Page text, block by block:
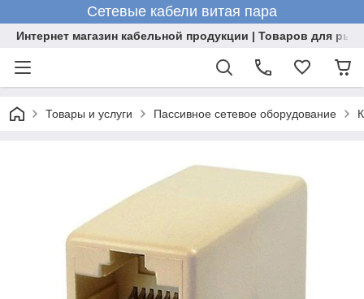
Сетевые кабели витая пара
Интернет магазин кабельной продукции | Товаров для
Товары и услуги Пассивное сетевое оборудование